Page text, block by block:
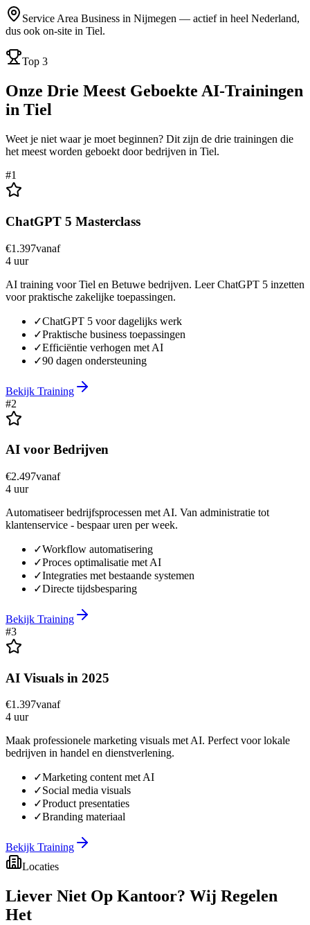
Service Area Business in Nijmegen — actief in heel Nederland,
dus ook on-site in Tiel.
Top 3
Onze Drie Meest Geboekte AI-Trainingen
in Tiel
Weet je niet waar je moet beginnen? Dit zijn de drie trainingen die
het meest worden geboekt door bedrijven in Tiel.
#1
ChatGPT 5 Masterclass
€1.397vanaf
4 uur
AI training voor Tiel en Betuwe bedrijven. Leer ChatGPT 5 inzetten
voor praktische zakelijke toepassingen.
✓ChatGPT 5 voor dagelijks werk
✓Praktische business toepassingen
✓Efficiëntie verhogen met AI
✓90 dagen ondersteuning
Bekijk Training
#2
AI voor Bedrijven
€2.497vanaf
4 uur
Automatiseer bedrijfsprocessen met AI. Van administratie tot
klantenservice - bespaar uren per week.
✓Workflow automatisering
✓Proces optimalisatie met AI
✓Integraties met bestaande systemen
✓Directe tijdsbesparing
Bekijk Training
#3
AI Visuals in 2025
€1.397vanaf
4 uur
Maak professionele marketing visuals met AI. Perfect voor lokale
bedrijven in handel en dienstverlening.
✓Marketing content met AI
✓Social media visuals
✓Product presentaties
✓Branding materiaal
Bekijk Training
Locaties
Liever Niet Op Kantoor? Wij Regelen
Het